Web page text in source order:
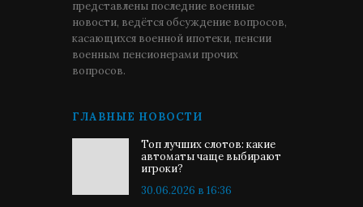
представлены последние военные
новости, ведётся обсуждение вопросов,
касающихся военной ипотеки, пенсии
военным пенсионерами прочих
вопросов.
ГЛАВНЫЕ НОВОСТИ
Топ лучших слотов: какие
автоматы чаще выбирают
игроки?
30.06.2026 в 16:36